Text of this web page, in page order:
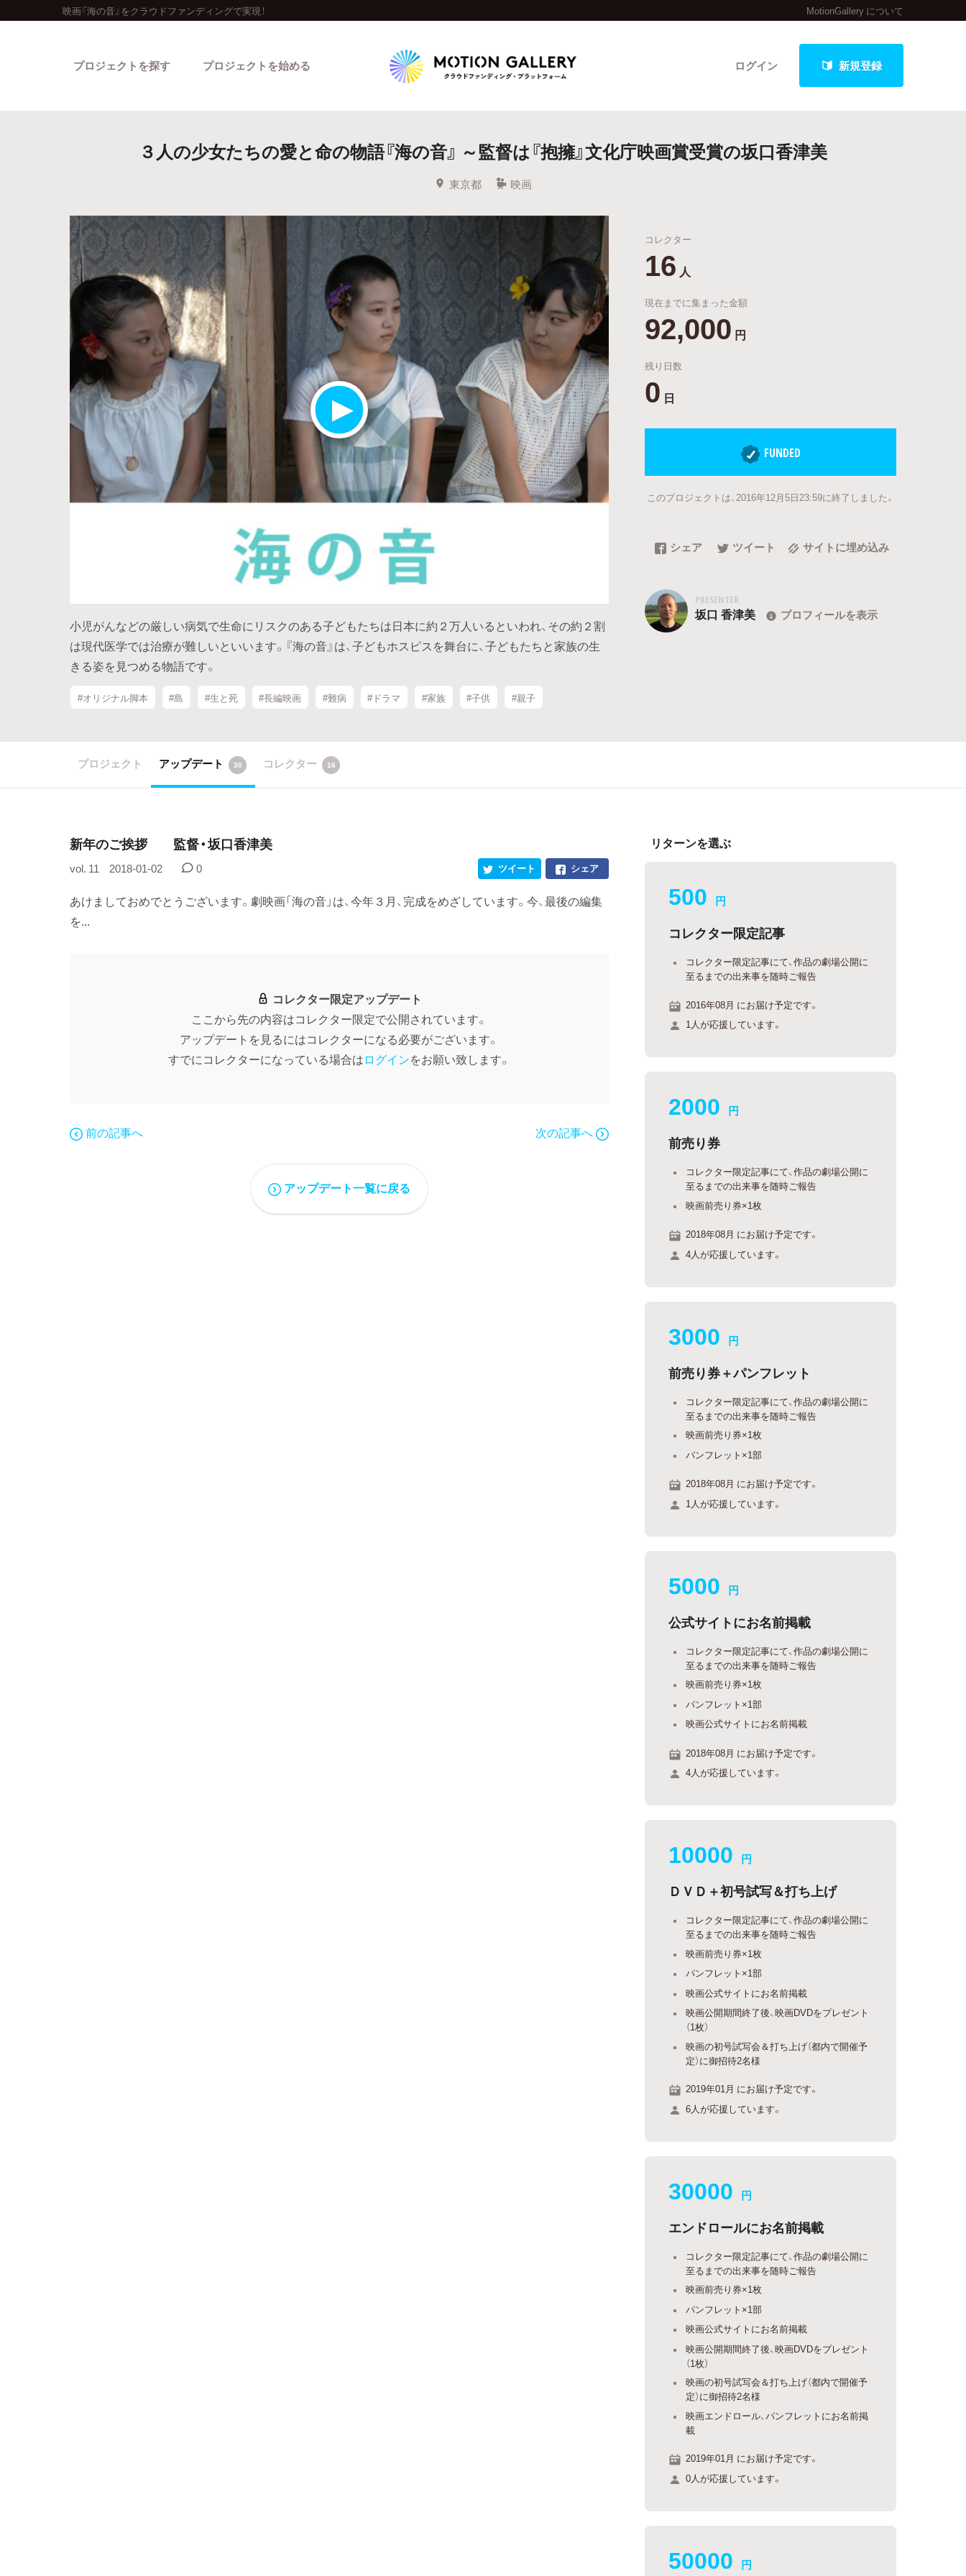
映画『海の音』をクラウドファンディングで実現！ MotionGallery について
ログイン 新規登録
プロジェクトを探す
人気のプロジェクト 新着プロジェクト 終了間近のプロジェクト
Feature
カテゴリーから探す タグから探す 特集から探す 最新進捗報告から探す
Legendary
最新達成プロジェクト 調達額が大きいプロジェクト
プロジェクトを始める
３人の少女たちの愛と命の物語『海の音』 ～監督は『抱擁』文化庁映画賞受賞の坂口香津美
東京都 映画
小児がんなどの厳しい病気で生命にリスクのある子どもたちは日本に約２万人いるといわれ、その約２割
は現代医学では治療が難しいといいます。『海の音』は、子どもホスピスを舞台に、子どもたちと家族の生
きる姿を見つめる物語です。
#オリジナル脚本 #島 #生と死 #長編映画 #難病 #ドラマ #家族 #子供 #親子
コレクター
16 人
現在までに集まった金額
92,000 円
残り日数
0 日
FUNDED
このプロジェクトは、2016年12月5日23:59に終了しました。
シェア ツイート サイトに埋め込み
PRESENTER
坂口 香津美 プロフィールを表示
プロジェクト アップデート 30 コレクター 16
新年のご挨拶 監督・坂口香津美
vol. 11 2018-01-02 0 シェア
ツイート
あけましておめでとうございます。劇映画「海の音」は、今年３月、完成をめざしています。今、最後の編集
を...
コレクター限定アップデート
ここから先の内容はコレクター限定で公開されています。
アップデートを見るにはコレクターになる必要がございます。
すでにコレクターになっている場合はログインをお願い致します。
前の記事へ 次の記事へ
アップデート一覧に戻る
リターンを選ぶ
500 円
コレクター限定記事
コレクター限定記事にて、作品の劇場公開に
至るまでの出来事を随時ご報告
2016年08月 にお届け予定です。
1人が応援しています。
2000 円
前売り券
コレクター限定記事にて、作品の劇場公開に
至るまでの出来事を随時ご報告
映画前売り券×1枚
2018年08月 にお届け予定です。
4人が応援しています。
3000 円
前売り券＋パンフレット
コレクター限定記事にて、作品の劇場公開に
至るまでの出来事を随時ご報告
映画前売り券×1枚
パンフレット×1部
2018年08月 にお届け予定です。
1人が応援しています。
5000 円
公式サイトにお名前掲載
コレクター限定記事にて、作品の劇場公開に
至るまでの出来事を随時ご報告
映画前売り券×1枚
パンフレット×1部
映画公式サイトにお名前掲載
2018年08月 にお届け予定です。
4人が応援しています。
10000 円
ＤＶＤ＋初号試写＆打ち上げ
コレクター限定記事にて、作品の劇場公開に
至るまでの出来事を随時ご報告
映画前売り券×1枚
パンフレット×1部
映画公式サイトにお名前掲載
映画公開期間終了後、映画DVDをプレゼント
（1枚）
映画の初号試写会＆打ち上げ（都内で開催予
定）に御招待2名様
2019年01月 にお届け予定です。
6人が応援しています。
30000 円
エンドロールにお名前掲載
コレクター限定記事にて、作品の劇場公開に
至るまでの出来事を随時ご報告
映画前売り券×1枚
パンフレット×1部
映画公式サイトにお名前掲載
映画公開期間終了後、映画DVDをプレゼント
（1枚）
映画の初号試写会＆打ち上げ（都内で開催予
定）に御招待2名様
映画エンドロール、パンフレットにお名前掲
載
2019年01月 にお届け予定です。
0人が応援しています。
50000 円